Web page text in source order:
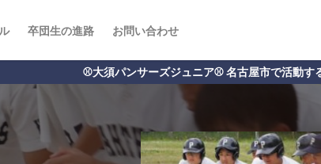
卒団生の進路 お問い合わせ
ジュニア⚾️ 名古屋市で活動する中学軟式野球クラブチームです。